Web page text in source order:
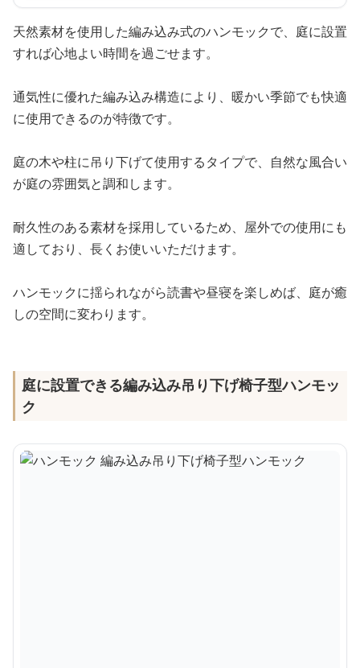
天然素材を使用した編み込み式のハンモックで、庭に設置
すれば心地よい時間を過ごせます。
通気性に優れた編み込み構造により、暖かい季節でも快適
に使用できるのが特徴です。
庭の木や柱に吊り下げて使用するタイプで、自然な風合い
が庭の雰囲気と調和します。
耐久性のある素材を採用しているため、屋外での使用にも
適しており、長くお使いいただけます。
ハンモックに揺られながら読書や昼寝を楽しめば、庭が癒
しの空間に変わります。
庭に設置できる編み込み吊り下げ椅子型ハンモッ
ク